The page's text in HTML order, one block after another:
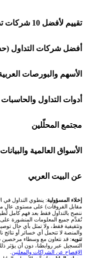
تقييم لأفضل 10 شركات تداول
شركة Capital.com
افاتريد AvaTrade
اكسنس Exness
منصة بينانس
اكس تي بي XTB
انتراكتيف بروكرز IBKR
أفضل شركات التداول
شركات تداول في
شركات تداول في
شركات تداول في
شركات تداول في
شركات تداول في
شركات تداول في
الأسهم والبورصات
🌍 كل البورصات
🇸🇦 السوق السعودية
🇦🇪 أسواق الإمارات
🇪🇬 البورصة المصرية
🇶🇦 بورصة قطر
🇯🇴 بورصة عمّان
أدوات التداول والحاسبات
🕌 حاسبة الزكاة
💱 محول العملات
🧮 حاسبة حجم
📊 حاسبة قيمة
💰 حاسبة ربح
📌 حاسبة النقاط
مجتمع المحلّلين
🧱 حائط المجتمع
🏆 لوحة المحلّلين
✍️ اكتب تحليلك
الأسواق العالمية والبيانات
🌐 المؤشرات
🥇 سعر الذهب
🥇 أسعار الذهب
💱 أسعار العملات
عن البيت العربي
من نحن
تواصل معنا
فريق المؤلفين
إخلاء المسؤولية: ينطوي التداول في
مقابل الفروقات) على مستوى عالٍ
ننصح بالتداول فقط بعد فهم كامل
تُقدَّم جميع المعلومات المنشورة على
وتثقيفية فقط، ولا تمثل بأي حال
والمنصة لا تتحمل أي خسائر أو نتائج
تنويه: قد نتعاون مع وسطاء
التسجيل عبر روابطنا، دون أن يؤثر
الإفصاح عن الشراكات والمعلنين